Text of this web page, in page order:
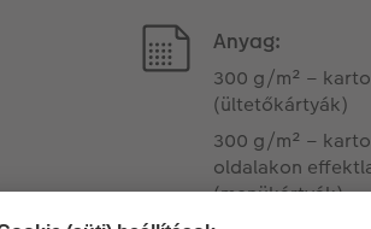
Anyag:
300 g/m² –
(ültetőkártyák)
300 g/m² –
oldalakon
(menükártyák)